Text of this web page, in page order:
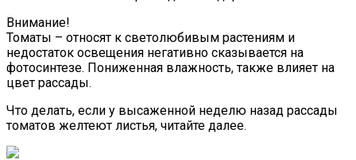
Внимание!
Томаты – относят к светолюбивым растениям и
недостаток освещения негативно сказывается на
фотосинтезе. Пониженная влажность, также влияет на
цвет рассады.
Что делать, если у высаженной неделю назад рассады
томатов желтеют листья, читайте далее.